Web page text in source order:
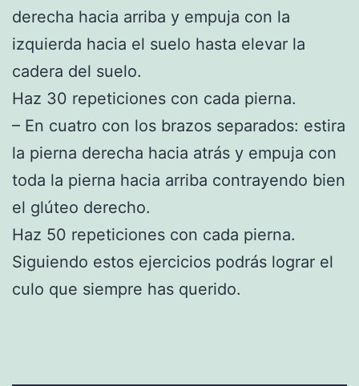
derecha hacia arriba y empuja con la
izquierda hacia el suelo hasta elevar la
cadera del suelo.
Haz 30 repeticiones con cada pierna.
– En cuatro con los brazos separados: estira
la pierna derecha hacia atrás y empuja con
toda la pierna hacia arriba contrayendo bien
el glúteo derecho.
Haz 50 repeticiones con cada pierna.
Siguiendo estos ejercicios podrás lograr el
culo que siempre has querido.